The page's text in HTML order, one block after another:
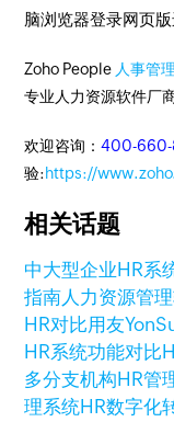
脑浏览器登录网页
Zoho People 人事管
专业人力资源软件厂商
欢迎咨询：400-
验:https://
相关话题
中大型企业HR系
指南人力资源管
HR对比用友
HR系统功能对比
多分支机构HR管
理系统HR数字化